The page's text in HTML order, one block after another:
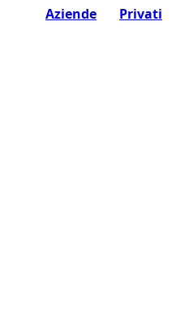
Aziende
Privati